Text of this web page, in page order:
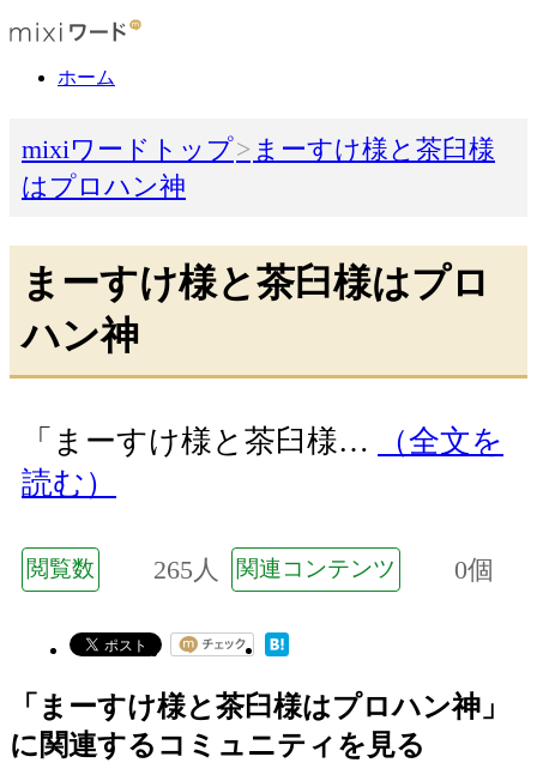
ホーム
mixiワードトップ
まーすけ様と茶臼様
はプロハン神
まーすけ様と茶臼様はプロ
ハン神
「まーすけ様と茶臼様…
（全文を
読む）
閲覧数 265人 関連コンテンツ 0個
「まーすけ様と茶臼様はプロハン神」
に関連するコミュニティを見る